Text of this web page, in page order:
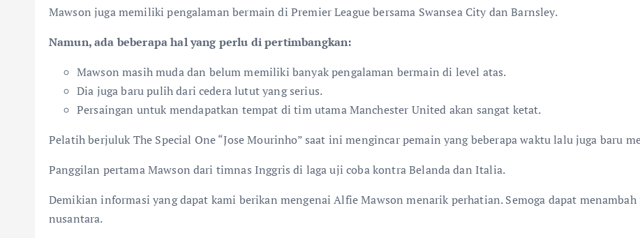
Mawson juga memiliki pengalaman bermain di Premier League bersama Swansea City dan Barnsley.
Namun, ada beberapa hal yang perlu di pertimbangkan:
Mawson masih muda dan belum memiliki banyak pengalaman bermain di level atas.
Dia juga baru pulih dari cedera lutut yang serius.
Persaingan untuk mendapatkan tempat di tim utama Manchester United akan sangat ketat.
Pelatih berjuluk The Special One “Jose Mourinho” saat ini mengincar pemain yang beberapa waktu lalu juga baru
Panggilan pertama Mawson dari timnas Inggris di laga uji coba kontra Belanda dan Italia.
Demikian informasi yang dapat kami berikan mengenai Alfie Mawson menarik perhatian. Semoga dapat
nusantara.